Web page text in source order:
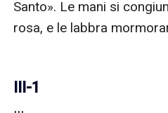
III-1